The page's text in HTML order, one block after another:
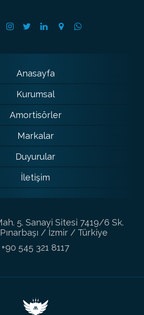
Anasayfa
Kurumsal
Amortisörler
Markalar
Duyurular
İletişim
5. Sanayi Sitesi 7419/6 Sk.
/ İzmir / Türkiye
+90 545 321 8117